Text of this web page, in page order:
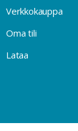
Verkkokauppa
Oma tili
Lataa